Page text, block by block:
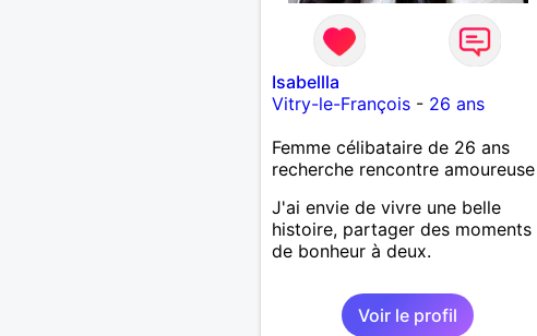
Isabellla
Vitry-le-François- 26 ans
Femme célibataire de 26 ans
recherche rencontre amoureuse
J'ai envie de vivre une belle
histoire, partager des moments
de bonheur à deux.
Voir le profil